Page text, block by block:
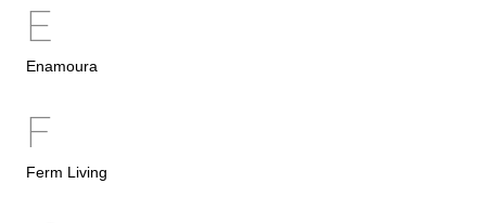
E
Enamoura
F
Ferm Living